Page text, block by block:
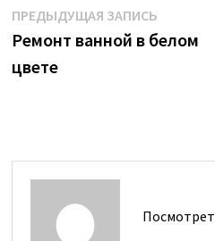
Навигация
по
записям
ПРЕДЫДУЩАЯ ЗАПИСЬ
запись:
Ремонт ванной в белом
цвете